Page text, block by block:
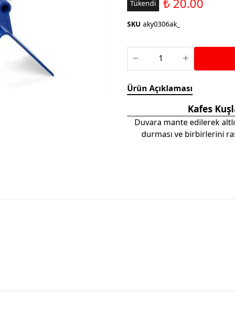
Saka ve Doğa Kuşu
Yemleri
Güvercin Yemleri
Kumlar
Mamalar
Krakerler
Aparatları
Tükendi
SKU aky0306ak_
Ürün Açıklaması
Kafes
Duvara mante edilerek
durması ve birbirlerini